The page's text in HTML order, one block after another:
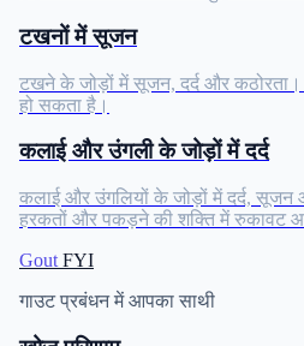
टखनों में सूजन
टखने के जोड़ों में सूजन, दर्द और
हो सकता है।
कलाई और उंगली के जोड़ों में दर्द
कलाई और उंगलियों के जोड़ों में दर्द, सूजन
हरकतों और पकड़ने की शक्ति में रुकावट
Gout FYI
गाउट प्रबंधन में आपका साथी